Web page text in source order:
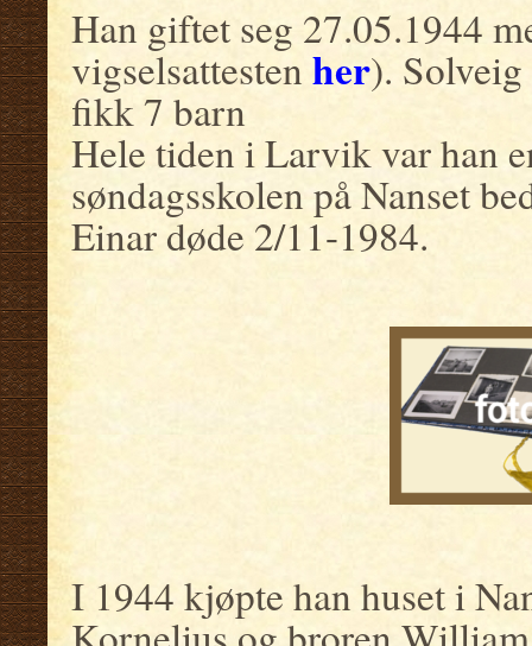
Han giftet seg 27.05.1944
vigselsattesten her).
fikk 7 barn
Hele tiden i Larvik var han
søndagsskolen på Nanset
Einar døde 2/11-1984.
I 1944 kjøpte han huset i